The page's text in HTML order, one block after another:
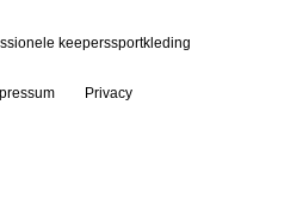
keeperssportkleding
Privacy